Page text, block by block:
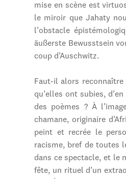
mise en scène est
le miroir que Jahaty
l’obstacle
äußerste Bewusstsein
coup d’Auschwitz.
Faut-il alors
qu’elles ont subies,
des poèmes ? À
chamane, originaire
peint et recrée le
racisme, bref de toutes
dans ce spectacle, et le
fête, un rituel d’un